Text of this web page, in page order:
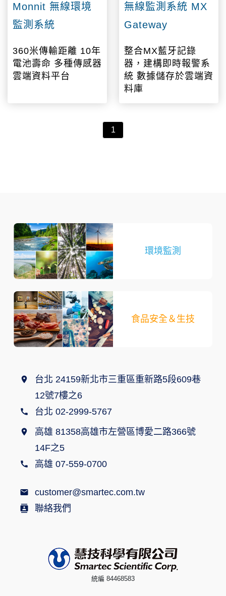
Monnit 無線環境
監測系統
360米傳輸距離 10年
電池壽命 多種傳感器
雲端資料平台
無線監測系統 MX
Gateway
整合MX藍牙記錄
器，建構即時報警系
統 數據儲存於雲端資
料庫
1
環境監測
食品安全＆生技
台北 24159新北市三重區重新路5段609巷
12號7樓之6
台北 02-2999-5767
高雄 81358高雄市左營區博愛二路366號
14F之5
高雄 07-559-0700
customer@smartec.com.tw
聯絡我們
統編 84468583